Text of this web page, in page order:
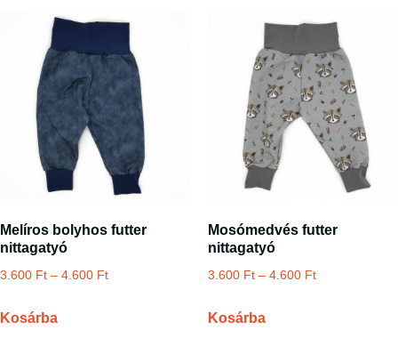
Melíros bolyhos futter
nittagatyó
3.600 Ft – 4.600 Ft
Kosárba
Mosómedvés futter
nittagatyó
3.600 Ft – 4.600 Ft
Kosárba